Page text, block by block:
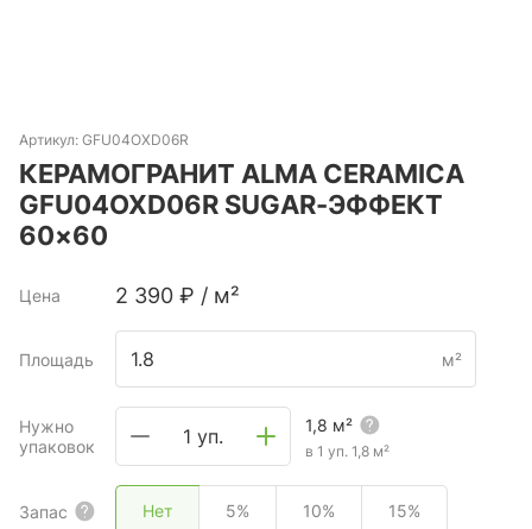
Артикул: GFU04OXD06R
КЕРАМОГРАНИТ ALMA CERAMICA
GFU04OXD06R SUGAR-ЭФФЕКТ
60×60
Цена 2 390 ₽ / м²
Площадь м²
Нужно
упаковок
1 уп. 1,8 м²
в 1 уп. 1,8 м²
Запас Нет 5% 10% 15%